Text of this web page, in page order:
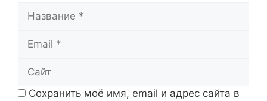
Сохранить моё имя, email и адрес сайта в